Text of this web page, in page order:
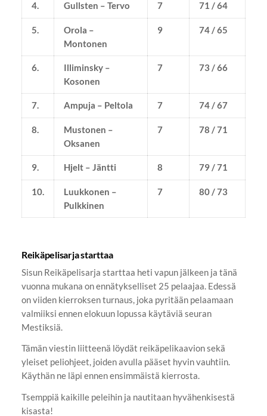
4. Gullsten – Tervo 7 71 / 64
5.
Orola –
Montonen
9 74 / 65
6.
Illiminsky –
Kosonen
7 73 / 66
7. Ampuja – Peltola 7 74 / 67
8.
Mustonen –
Oksanen
7 78 / 71
9. Hjelt – Jäntti 8 79 / 71
10.
Luukkonen –
Pulkkinen
7 80 / 73
Reikäpelisarja starttaa
Sisun Reikäpelisarja starttaa heti vapun jälkeen ja tänä
vuonna mukana on ennätykselliset 25 pelaajaa. Edessä
on viiden kierroksen turnaus, joka pyritään pelaamaan
valmiiksi ennen elokuun lopussa käytäviä seuran
Mestiksiä.
Tämän viestin liitteenä löydät reikäpelikaavion sekä
yleiset peliohjeet, joiden avulla pääset hyvin vauhtiin.
Käythän ne läpi ennen ensimmäistä kierrosta.
Tsemppiä kaikille peleihin ja nautitaan hyvähenkisestä
kisasta!